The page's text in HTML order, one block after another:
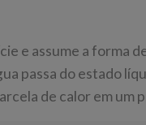
e assume a forma
passa do estado
de calor em